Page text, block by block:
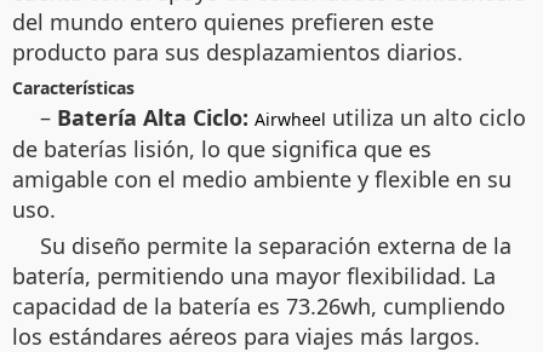
del mundo entero quienes prefieren este
producto para sus desplazamientos diarios.
Características
– Batería Alta Ciclo: Airwheel utiliza un alto ciclo
de baterías lisión, lo que significa que es
amigable con el medio ambiente y flexible en su
uso.
Su diseño permite la separación externa de la
batería, permitiendo una mayor flexibilidad. La
capacidad de la batería es 73.26wh, cumpliendo
los estándares aéreos para viajes más largos.